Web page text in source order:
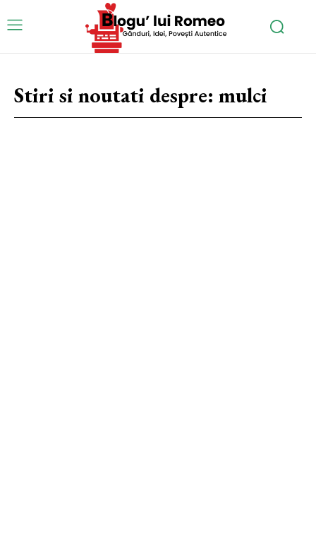
Stiri si noutati despre: mulci